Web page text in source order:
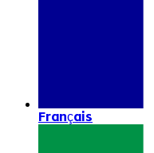
Français